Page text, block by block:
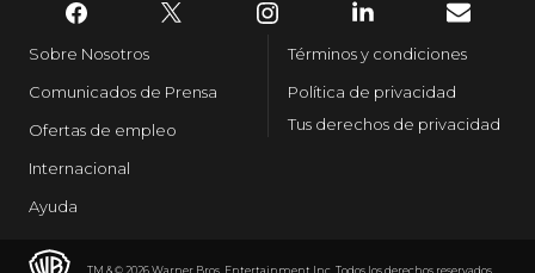
TM & © 2026 Warner Bros. Entertainment Inc. Todos los derechos reservados.
Sobre Nosotros
Comunicados de Prensa
Ofertas de empleo
Internacional
Ayuda
Términos y condiciones
Política de privacidad
Tus derechos de privacidad